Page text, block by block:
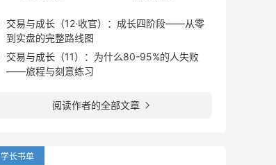
交易与成长（12·收官）：成长四阶段——从零
到实盘的完整路线图
交易与成长（11）：为什么80-95%的人失败
——旅程与刻意练习
阅读作者的全部文章 
学长书单